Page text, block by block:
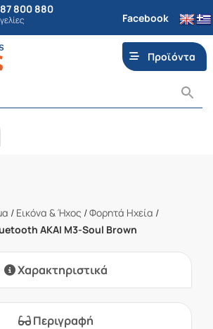
800 880
Facebook
Προϊόντα
/ Εικόνα & Ήχος /Φορητά Ηχεία /
AKAI M3-Soul Brown
Χαρακτηριστικά
Περιγραφή